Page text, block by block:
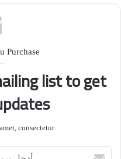
Purchase
list to get
consectetur.